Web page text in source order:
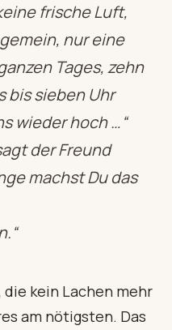
frische Luft,
nur eine
Tages, zehn
bis sieben Uhr
wieder hoch …“
der Freund
machst Du das
kein Lachen mehr
am nötigsten. Das